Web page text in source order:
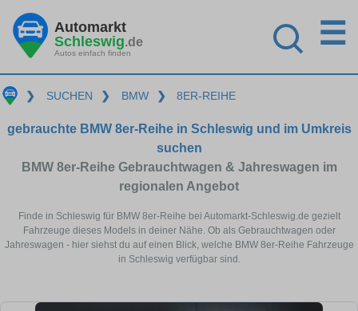
Automarkt
Schleswig.de
Autos einfach finden
☰
❯ SUCHEN ❯ BMW ❯ 8ER-REIHE
gebrauchte BMW 8er-Reihe in Schleswig und im Umkreis
suchen
BMW 8er-Reihe Gebrauchtwagen & Jahreswagen im
regionalen Angebot
Finde in Schleswig für BMW 8er-Reihe bei Automarkt-Schleswig.de gezielt
Fahrzeuge dieses Models in deiner Nähe. Ob als Gebrauchtwagen oder
Jahreswagen - hier siehst du auf einen Blick, welche BMW 8er-Reihe Fahrzeuge
in Schleswig verfügbar sind.